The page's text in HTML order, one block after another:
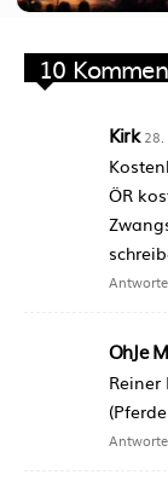
10
Kirk
ÖR
OhJe